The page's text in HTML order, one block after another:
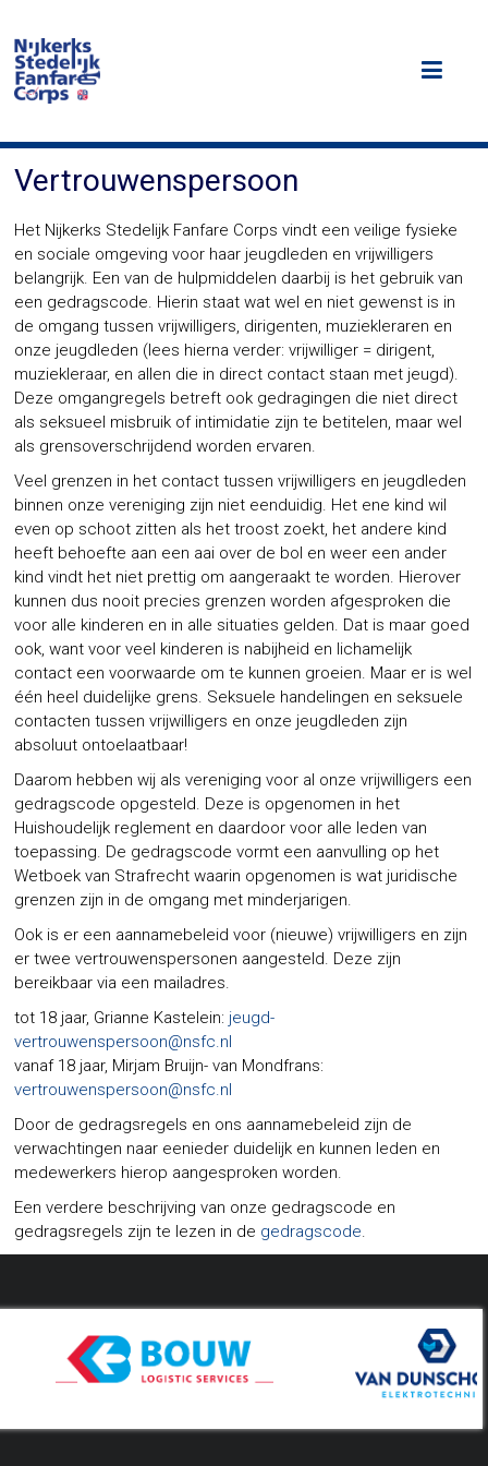
naar
de
inhoud
NSFC
Het
Corps
Vertrouwenspersoon
Het Nijkerks Stedelijk Fanfare Corps vindt een veilige fysieke
en sociale omgeving voor haar jeugdleden en vrijwilligers
belangrijk. Een van de hulpmiddelen daarbij is het gebruik van
een gedragscode. Hierin staat wat wel en niet gewenst is in
de omgang tussen vrijwilligers, dirigenten, muziekleraren en
onze jeugdleden (lees hierna verder: vrijwilliger = dirigent,
muziekleraar, en allen die in direct contact staan met jeugd).
Deze omgangregels betreft ook gedragingen die niet direct
als seksueel misbruik of intimidatie zijn te betitelen, maar wel
als grensoverschrijdend worden ervaren.
Veel grenzen in het contact tussen vrijwilligers en jeugdleden
binnen onze vereniging zijn niet eenduidig. Het ene kind wil
even op schoot zitten als het troost zoekt, het andere kind
heeft behoefte aan een aai over de bol en weer een ander
kind vindt het niet prettig om aangeraakt te worden. Hierover
kunnen dus nooit precies grenzen worden afgesproken die
voor alle kinderen en in alle situaties gelden. Dat is maar goed
ook, want voor veel kinderen is nabijheid en lichamelijk
contact een voorwaarde om te kunnen groeien. Maar er is wel
één heel duidelijke grens. Seksuele handelingen en seksuele
contacten tussen vrijwilligers en onze jeugdleden zijn
absoluut ontoelaatbaar!
Daarom hebben wij als vereniging voor al onze vrijwilligers een
gedragscode opgesteld. Deze is opgenomen in het
Huishoudelijk reglement en daardoor voor alle leden van
toepassing. De gedragscode vormt een aanvulling op het
Wetboek van Strafrecht waarin opgenomen is wat juridische
grenzen zijn in de omgang met minderjarigen.
Ook is er een aannamebeleid voor (nieuwe) vrijwilligers en zijn
er twee vertrouwenspersonen aangesteld. Deze zijn
bereikbaar via een mailadres.
tot 18 jaar, Grianne Kastelein: jeugd-
vertrouwenspersoon@nsfc.nl
vanaf 18 jaar, Mirjam Bruijn- van Mondfrans:
vertrouwenspersoon@nsfc.nl
Door de gedragsregels en ons aannamebeleid zijn de
verwachtingen naar eenieder duidelijk en kunnen leden en
medewerkers hierop aangesproken worden.
Een verdere beschrijving van onze gedragscode en
gedragsregels zijn te lezen in de gedragscode.